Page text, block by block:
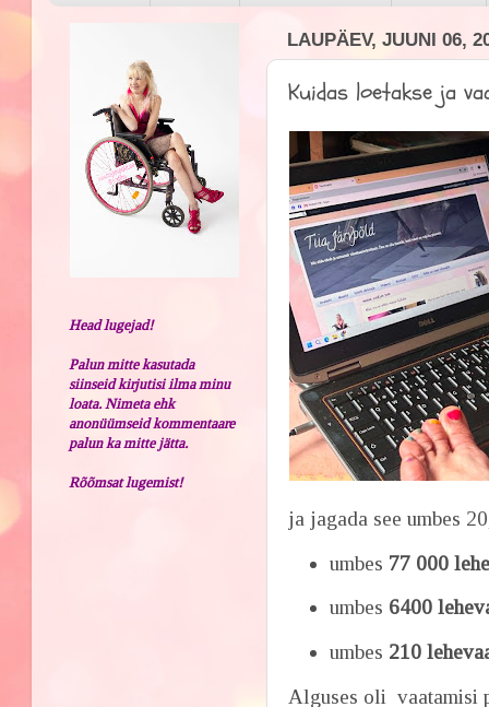
LAUPÄEV, JUUNI 06,
Kuidas loetakse ja
ja jagada see umbes
umbes 77 000
umbes 6400
umbes 210
Alguses oli vaatamisi
Head lugejad!
Palun mitte kasutada
siinseid kirjutisi ilma minu
loata. Nimeta ehk
anonüümseid kommentaare
palun ka mitte jätta.
Rõõmsat lugemist!